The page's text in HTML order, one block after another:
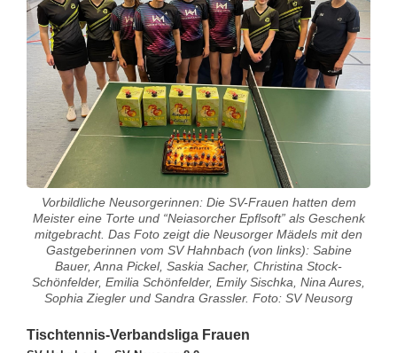
u
s
r
g
e
r
Vorbildliche Neusorgerinnen: Die SV-Frauen hatten dem
Meister eine Torte und “Neiasorcher Epflsoft” als Geschenk
mitgebracht. Das Foto zeigt die Neusorger Mädels mit den
Gastgeberinnen vom SV Hahnbach (von links): Sabine
Bauer, Anna Pickel, Saskia Sacher, Christina Stock-
Schönfelder, Emilia Schönfelder, Emily Sischka, Nina Aures,
Sophia Ziegler und Sandra Grassler. Foto: SV Neusorg
Tischtennis-Verbandsliga Frauen